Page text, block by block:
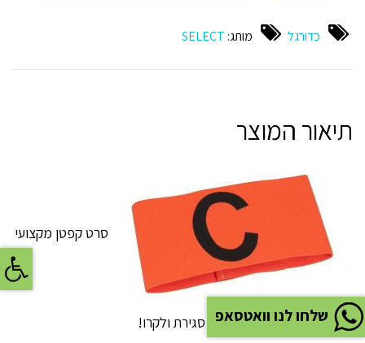
שלחו לנו וואטסאפ
קפטן
דגם כדורגל מותג: SELECT
תיאור המוצר
סרט קפטן מקצועי
, מידה אחת מתאימה לכל – סגירת ולקרו!